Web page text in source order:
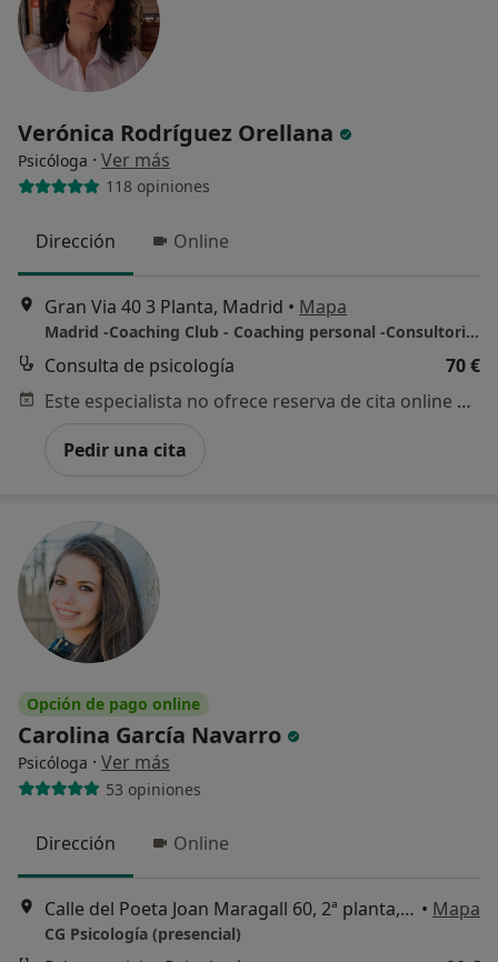
Verónica Rodríguez Orellana
Psicóloga · Ver más
118 opiniones
Dirección Online
Gran Via 40 3 Planta, Madrid • Mapa
Madrid -Coaching Club - Coaching personal -Consultorio privado
Consulta de psicología
70 €
Este especialista no ofrece reserva de cita online en esta dirección.
Pedir una cita
Opción de pago online
Carolina García Navarro
Psicóloga · Ver más
53 opiniones
Dirección Online
Calle del Poeta Joan Maragall 60, 2ª planta, Madrid • Mapa
CG Psicología (presencial)